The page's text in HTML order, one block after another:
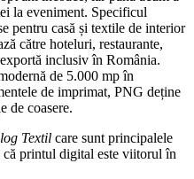
la eveniment. Specificul
pentru casă și textile de interior
către hoteluri, restaurante,
inclusiv în România.
de 5.000 mp în
de imprimat, PNG deține
de coasere.
Textil care sunt principalele
că printul digital este viitorul în